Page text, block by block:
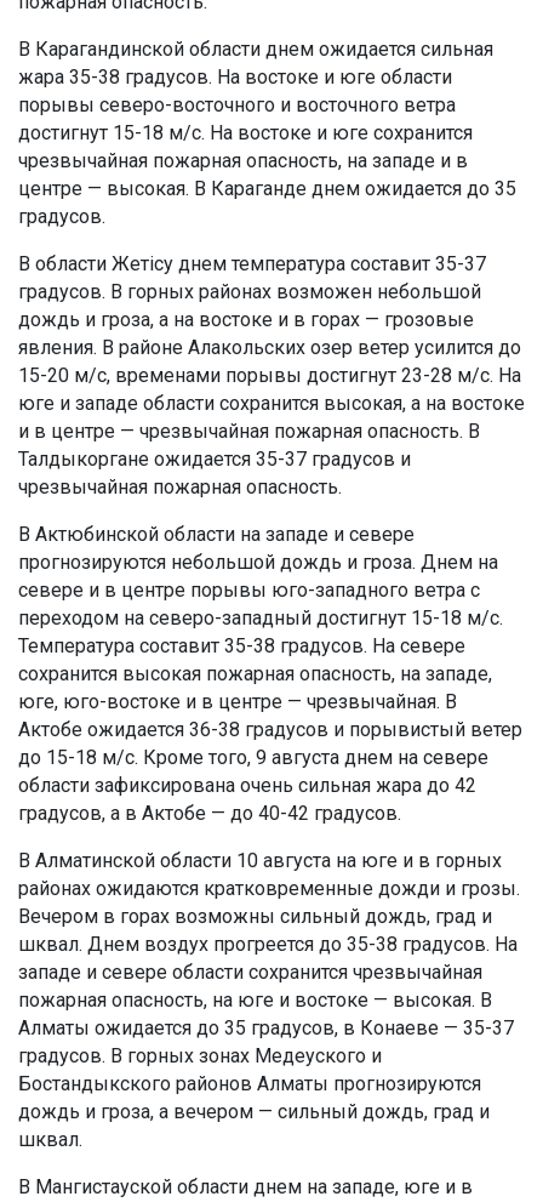
В Карагандинской области днем ожидается сильная
жара 35-38 градусов. На востоке и юге области
порывы северо-восточного и восточного ветра
достигнут 15-18 м/с. На востоке и юге сохранится
чрезвычайная пожарная опасность, на западе и в
центре — высокая. В Караганде днем ожидается до 35
градусов.
В области Жетісу днем температура составит 35-37
градусов. В горных районах возможен небольшой
дождь и гроза, а на востоке и в горах — грозовые
явления. В районе Алакольских озер ветер усилится до
15-20 м/с, временами порывы достигнут 23-28 м/с. На
юге и западе области сохранится высокая, а на востоке
и в центре — чрезвычайная пожарная опасность. В
Талдыкоргане ожидается 35-37 градусов и
чрезвычайная пожарная опасность.
В Актюбинской области на западе и севере
прогнозируются небольшой дождь и гроза. Днем на
севере и в центре порывы юго-западного ветра с
переходом на северо-западный достигнут 15-18 м/с.
Температура составит 35-38 градусов. На севере
сохранится высокая пожарная опасность, на западе,
юге, юго-востоке и в центре — чрезвычайная. В
Актобе ожидается 36-38 градусов и порывистый ветер
до 15-18 м/с. Кроме того, 9 августа днем на севере
области зафиксирована очень сильная жара до 42
градусов, а в Актобе — до 40-42 градусов.
В Алматинской области 10 августа на юге и в горных
районах ожидаются кратковременные дожди и грозы.
Вечером в горах возможны сильный дождь, град и
шквал. Днем воздух прогреется до 35-38 градусов. На
западе и севере области сохранится чрезвычайная
пожарная опасность, на юге и востоке — высокая. В
Алматы ожидается до 35 градусов, в Конаеве — 35-37
градусов. В горных зонах Медеуского и
Бостандыкского районов Алматы прогнозируются
дождь и гроза, а вечером — сильный дождь, град и
шквал.
В Мангистауской области днем на западе, юге и в